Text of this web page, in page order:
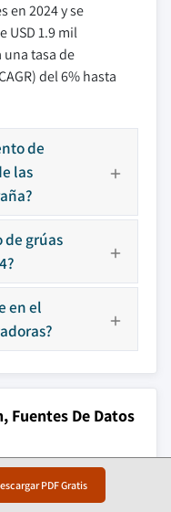
PDF Gratis
en 2024 y se
USD 1.9 mil
una tasa de
del 6% hasta
de
las
de grúas
en el
Fuentes De Datos
investigación